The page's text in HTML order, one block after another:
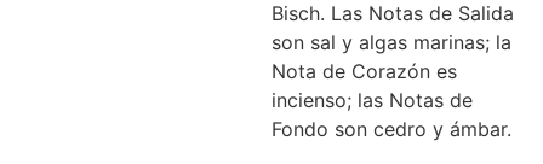
Bisch. Las Notas de Salida
son sal y algas marinas; la
Nota de Corazón es
incienso; las Notas de
Fondo son cedro y ámbar.